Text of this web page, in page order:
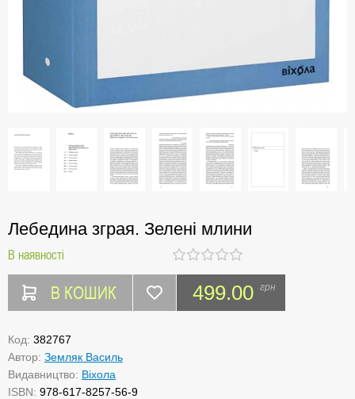
Лебедина зграя. Зелені млини
В наявності
В КОШИК 499.00 грн
Код: 382767
Автор: Земляк Василь
Видавництво: Віхола
ISBN: 978-617-8257-56-9